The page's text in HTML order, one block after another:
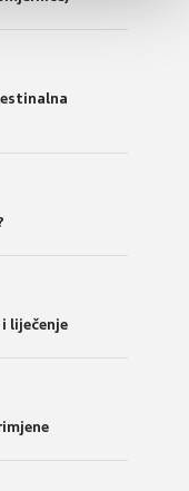
liječenje